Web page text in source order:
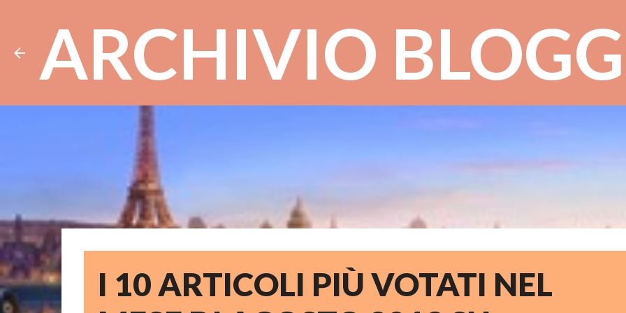
ARCHIVIO
I 10 ARTICOLI PIÙ VOTATI NEL